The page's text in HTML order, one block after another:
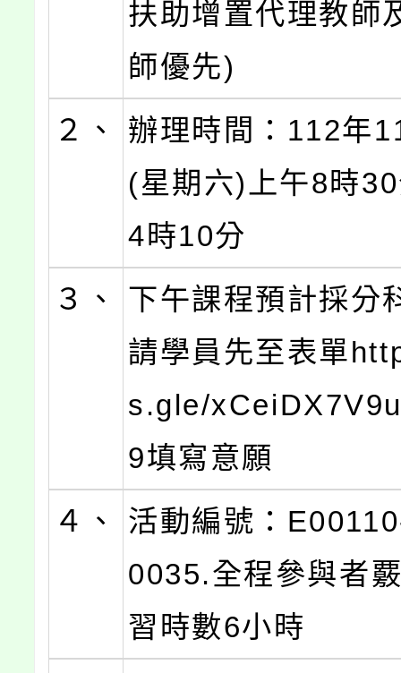
扶助增置代理教師
師優先)
２、
辦理時間：112年
(星期六)上午8時
4時10分
３、
下午課程預計採分
請學員先至表單
s.gle/
9填寫意願
４、
活動編號：
0035.全程參與者
習時數6小時